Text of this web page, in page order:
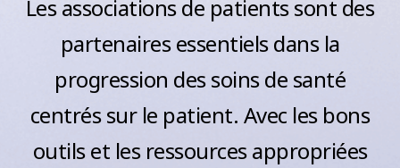
s
s
Les associations de patients sont des
partenaires essentiels dans la
progression des soins de santé
centrés sur le patient. Avec les bons
outils et les ressources appropriées